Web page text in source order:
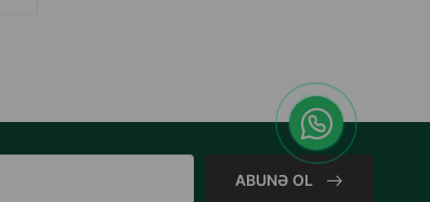
ABUNƏ OL